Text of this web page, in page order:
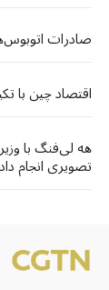
صادرات
اقتصاد چین با
هه لی‌فنگ با
تصویری انجام داد